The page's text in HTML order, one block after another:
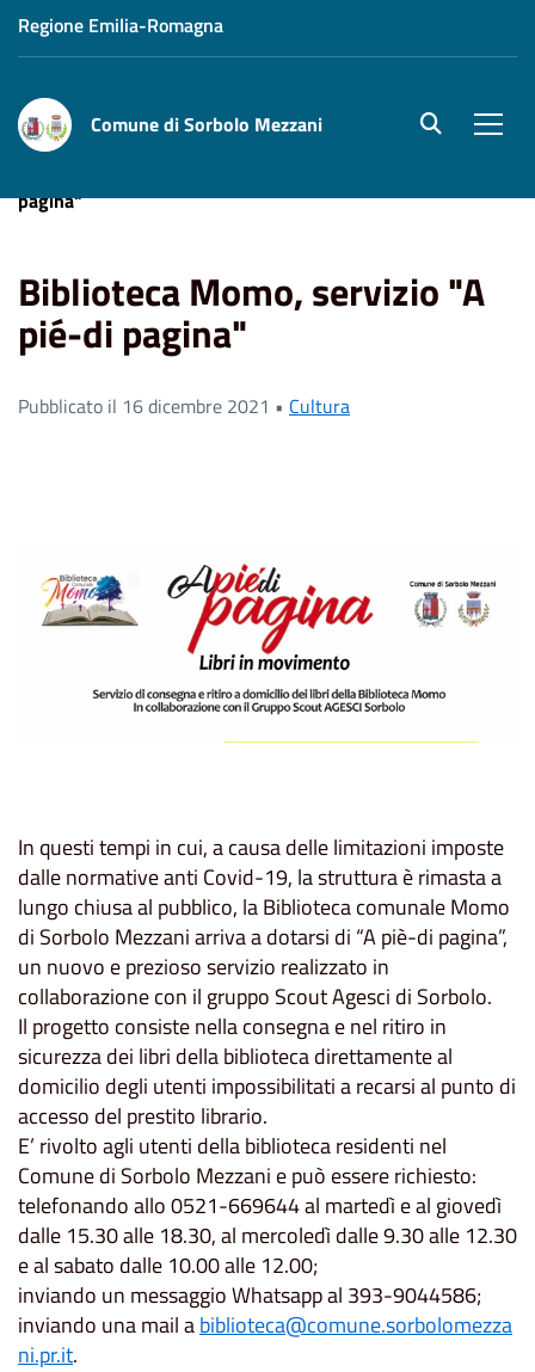
Regione Emilia-Romagna
Comune di Sorbolo Mezzani site.searc
pagina"
Biblioteca Momo, servizio "A
pié-di pagina"
Pubblicato il 16 dicembre 2021 • Cultura
In questi tempi in cui, a causa delle limitazioni imposte
dalle normative anti Covid-19, la struttura è rimasta a
lungo chiusa al pubblico, la Biblioteca comunale Momo
di Sorbolo Mezzani arriva a dotarsi di “A piè-di pagina”,
un nuovo e prezioso servizio realizzato in
collaborazione con il gruppo Scout Agesci di Sorbolo.
Il progetto consiste nella consegna e nel ritiro in
sicurezza dei libri della biblioteca direttamente al
domicilio degli utenti impossibilitati a recarsi al punto di
accesso del prestito librario.
E’ rivolto agli utenti della biblioteca residenti nel
Comune di Sorbolo Mezzani e può essere richiesto:
telefonando allo ‪0521-669644‬ al martedì e al ‪giovedì
dalle 15.30 alle 18.30‬, al ‪mercoledì dalle 9.30 alle 12.30‬
e al ‪sabato dalle 10.00 alle 12‬.00;
inviando un messaggio Whatsapp al ‪393-9044586‬;
inviando una mail abiblioteca@comune.sorbolomezza
ni.pr.it.